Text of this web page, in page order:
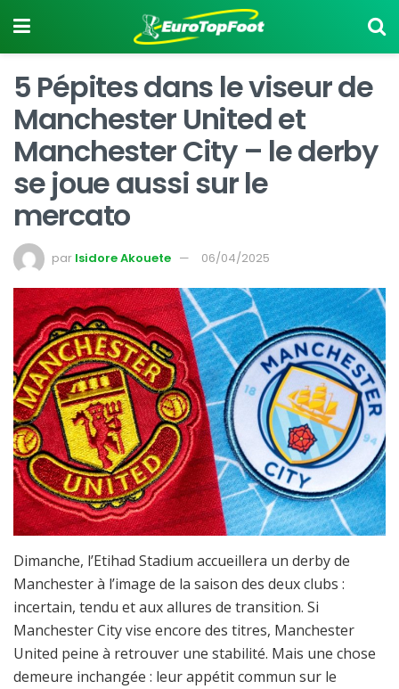
5 Pépites dans le viseur de
Manchester United et
Manchester City – le derby
se joue aussi sur le
mercato
par Isidore Akouete 06/04/2025
Dimanche, l’Etihad Stadium accueillera un derby de
Manchester à l’image de la saison des deux clubs :
incertain, tendu et aux allures de transition. Si
Manchester City vise encore des titres, Manchester
United peine à retrouver une stabilité. Mais une chose
demeure inchangée : leur appétit commun sur le